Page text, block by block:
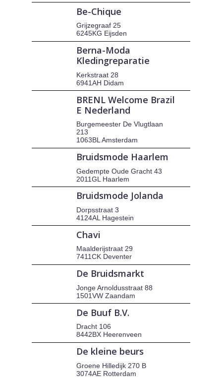
Be-Chique
Grijzegraaf 25
6245KG Eijsden
Berna-Moda
Kledingreparatie
Kerkstraat 28
6941AH Didam
BRENL Welcome Brazil
E Nederland
Burgemeester De Vlugtlaan
213
1063BL Amsterdam
Bruidsmode Haarlem
Gedempte Oude Gracht 43
2011GL Haarlem
Bruidsmode Jolanda
Dorpsstraat 3
4124AL Hagestein
Chavi
Maalderijstraat 29
7411CK Deventer
De Bruidsmarkt
Jonge Arnoldusstraat 88
1501VW Zaandam
De Buuf B.V.
Dracht 106
8442BX Heerenveen
De kleine beurs
Groene Hilledijk 270 B
3074AE Rotterdam